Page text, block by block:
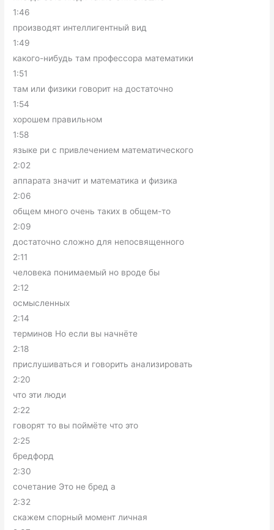
1:46
производят интеллигентный вид
1:49
какого-нибудь там профессора математики
1:51
там или физики говорит на достаточно
1:54
хорошем правильном
1:58
языке ри с привлечением математического
2:02
аппарата значит и математика и физика
2:06
общем много очень таких в общем-то
2:09
достаточно сложно для непосвященного
2:11
человека понимаемый но вроде бы
2:12
осмысленных
2:14
терминов Но если вы начнёте
2:18
прислушиваться и говорить анализировать
2:20
что эти люди
2:22
говорят то вы поймёте что это
2:25
бредфорд
2:30
сочетание Это не бред а
2:32
скажем спорный момент личная